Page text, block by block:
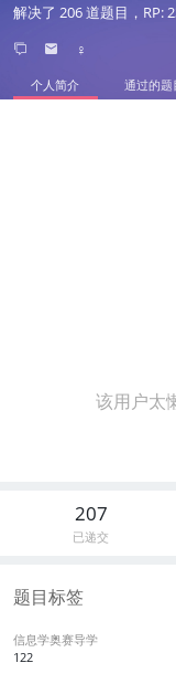
解决了 206 道题目，RP:
♀
个人简介 通过的题
该用户太
207
已递交
题目标签
信息学奥赛导学
122